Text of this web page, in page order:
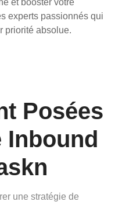
et booster votre
experts passionnés qui
priorité absolue.
Posées
Inbound
une stratégie de